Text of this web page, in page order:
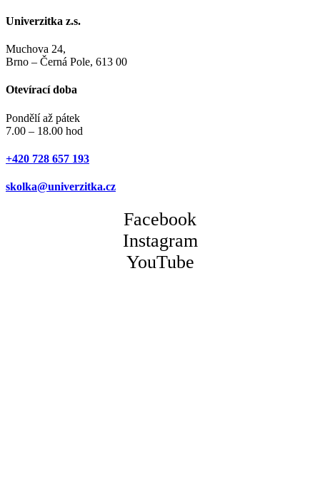
Univerzitka z.s.
Muchova 24,
Brno – Černá Pole, 613 00
Otevírací doba
Pondělí až pátek
7.00 – 18.00 hod
+420 728 657 193
skolka@univerzitka.cz
Facebook
Instagram
YouTube